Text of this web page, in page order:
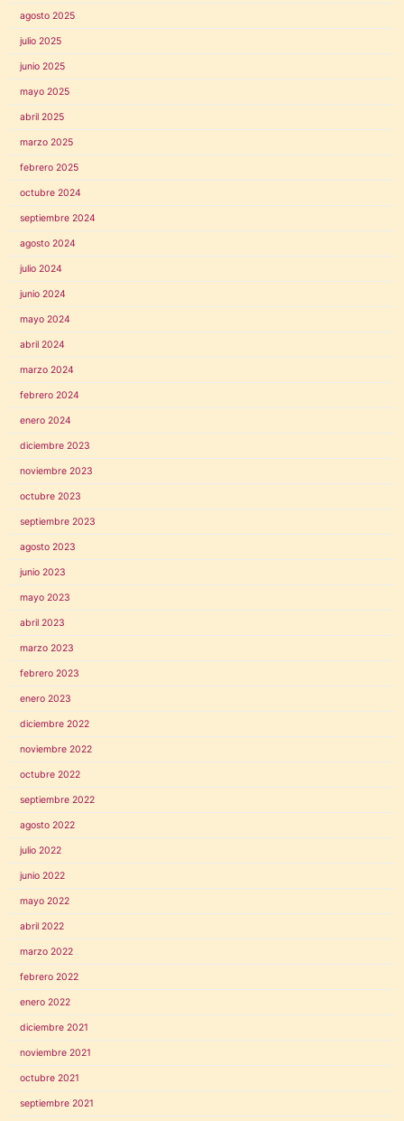
agosto 2025
julio 2025
junio 2025
mayo 2025
abril 2025
marzo 2025
febrero 2025
octubre 2024
septiembre 2024
agosto 2024
julio 2024
junio 2024
mayo 2024
abril 2024
marzo 2024
febrero 2024
enero 2024
diciembre 2023
noviembre 2023
octubre 2023
septiembre 2023
agosto 2023
junio 2023
mayo 2023
abril 2023
marzo 2023
febrero 2023
enero 2023
diciembre 2022
noviembre 2022
octubre 2022
septiembre 2022
agosto 2022
julio 2022
junio 2022
mayo 2022
abril 2022
marzo 2022
febrero 2022
enero 2022
diciembre 2021
noviembre 2021
octubre 2021
septiembre 2021